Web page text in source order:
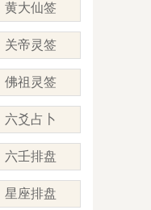
黄大仙签
关帝灵签
佛祖灵签
六爻占卜
六壬排盘
星座排盘